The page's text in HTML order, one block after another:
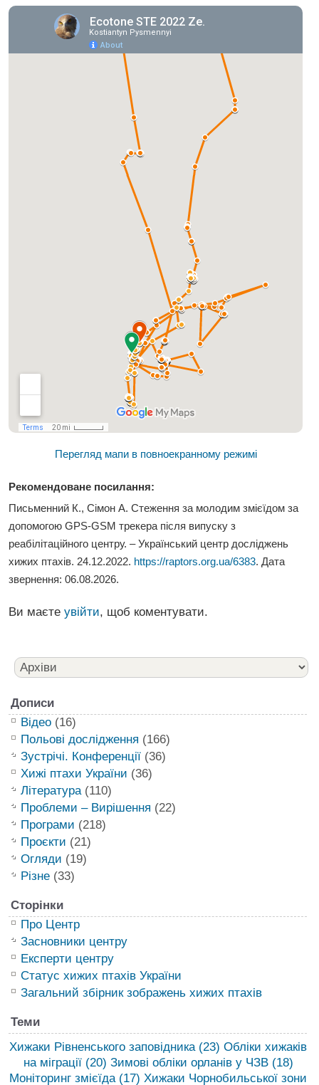
Перегляд мапи в повноекранному режимі
Рекомендоване посилання:
Письменний К., Сімон А. Стеження за молодим змієїдом за
допомогою GPS-GSM трекера після випуску з
реабілітаційного центру. – Український центр досліджень
хижих птахів. 24.12.2022. https://raptors.org.ua/6383. Дата
звернення: 06.08.2026.
Ви маєте увійти, щоб коментувати.
Дописи
Відео(16)
Польові дослідження (166)
Зустрічі. Конференції(36)
Хижі птахи України (36)
Література(110)
Проблеми – Вирішення (22)
Програми (218)
Проєкти (21)
Огляди (19)
Різне(33)
Сторінки
Про Центр
Засновники центру
Експерти центру
Статус хижих птахів України
Загальний збірник зображень хижих птахів
Теми
Хижаки Рівненського заповідника (23) Обліки хижаків
на міграції(20) Зимові обліки орланів у ЧЗВ(18)
Моніторинг змієїда (17) Хижаки Чорнобильської зони